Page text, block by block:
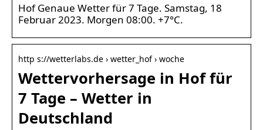
Hof Genaue Wetter für 7 Tage. Samstag, 18
Februar 2023. Morgen 08:00. +7°C.
http s://wetterlabs.de › wetter_hof › woche
Wettervorhersage in Hof für
7 Tage – Wetter in
Deutschland